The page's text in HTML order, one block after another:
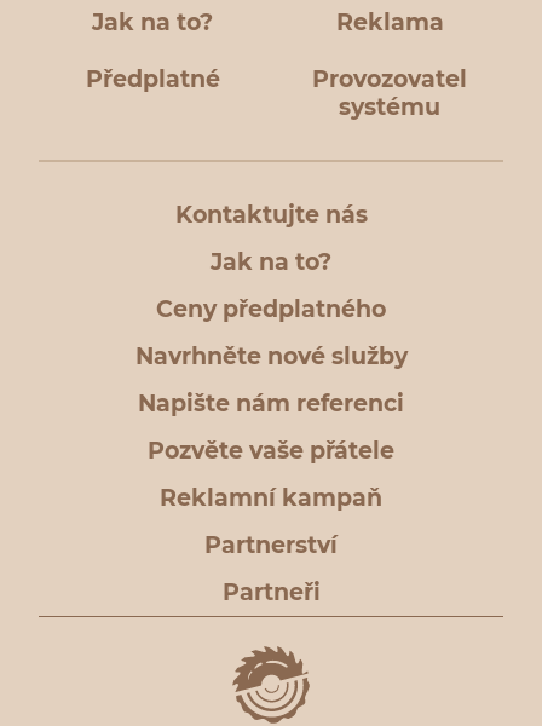
Jak na to? Reklama
Předplatné
Provozovatel
systému
Kontaktujte nás
Jak na to?
Ceny předplatného
Navrhněte nové služby
Napište nám referenci
Pozvěte vaše přátele
Reklamní kampaň
Partnerství
Partneři